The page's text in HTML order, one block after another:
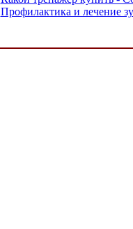
Профилактика и лечение